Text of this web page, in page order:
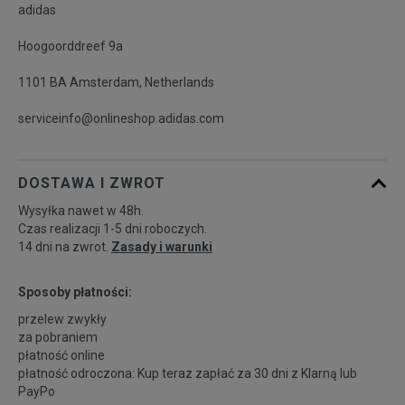
25,5 14,9 cm
adidas
Hoogoorddreef 9a
1101 BA Amsterdam, Netherlands
serviceinfo@onlineshop.adidas.com
DOSTAWA I ZWROT
Wysyłka nawet w 48h.
Czas realizacji 1-5 dni roboczych.
14 dni na zwrot. Zasady i warunki
Sposoby płatności:
przelew zwykły
za pobraniem
płatność online
płatność odroczona: Kup teraz zapłać za 30 dni z Klarną lub
PayPo